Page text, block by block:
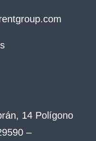
14 Polígono
–